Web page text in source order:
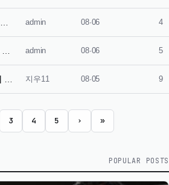
admin 08·06 4
admin 08·06 5
지우11 08·05 9
3 4 5 › »
POPULAR POSTS